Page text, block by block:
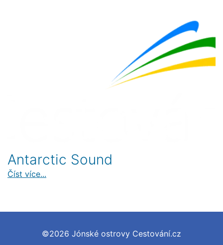
Antarctic Sound
Číst více...
©2026 Jónské ostrovy Cestování.cz